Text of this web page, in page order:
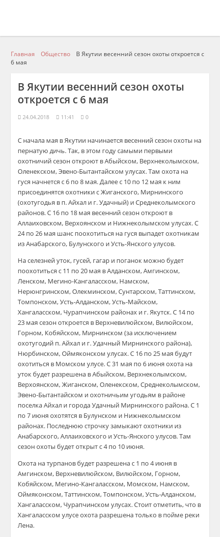
Главная Общество
В Якутии весенний сезон охоты откроется с
6 мая
В Якутии весенний сезон охоты
откроется с 6 мая
24.04.2018 11:41 0
С начала мая в Якутии начинается весенний сезон охоты на
пернатую дичь. Так, в этом году самыми первыми
охотничий сезон откроют в Абыйском, Верхнеколымском,
Оленекском, Эвено-Бытантайском улусах. Там охота на
гуся начнется с 6 по 8 мая. Далее с 10 по 12 мая к ним
присоединятся охотники с Жиганского, Мирнинского
(охотугодья в п. Айхал и г. Удачный) и Среднеколымского
районов. С 16 по 18 мая весенний сезон откроют в
Аллаиховском, Верхоянском и Нижнеколымском улусах. С
24 по 26 мая шанс поохотиться на гуся выпадет охотникам
из Анабарского, Булунского и Усть-Янского улусов.
На селезней уток, гусей, гагар и поганок можно будет
поохотиться с 11 по 20 мая в Алданском, Амгинском,
Ленском, Мегино-Кангаласском, Намском,
Нерюнгринском, Олекминском, Сунтарском, Таттинском,
Томпонском, Усть-Алданском, Усть-Майском,
Хангаласском, Чурапчинском районах и г. Якутск. С 14 по
23 мая сезон откроется в Верхневилюйском, Вилюйском,
Горном, Кобяйском, Мирнинском (за исключением
охотугодий п. Айхал и г. Удачный Мирнинского района),
Нюрбинском, Оймяконском улусах. С 16 по 25 мая будут
охотиться в Момском улусе. С 31 мая по 6 июня охота на
уток будет разрешена в Абыйском, Верхнеколымском,
Верхоянском, Жиганском, Оленекском, Среднеколымском,
Эвено-Бытантайском и охотничьим угодьям в районе
поселка Айхал и города Удачный Мирнинского района. С 1
по 7 июня охотятся в Булунском и Нижнеколымском
районах. Последнюю строчку замыкают охотники из
Анабарского, Аллаиховского и Усть-Янского улусов. Там
сезон охоты будет открыт с 4 по 10 июня.
Охота на турпанов будет разрешена с 1 по 4 июня в
Амгинском, Верхневилюйском, Вилюйском, Горном,
Кобяйском, Мегино-Кангаласском, Момском, Намском,
Оймяконском, Таттинском, Томпонском, Усть-Алданском,
Хангаласском, Чурапчинском улусах. Стоит отметить, что в
Хангаласском улусе охота разрешена только в пойме реки
Лена.